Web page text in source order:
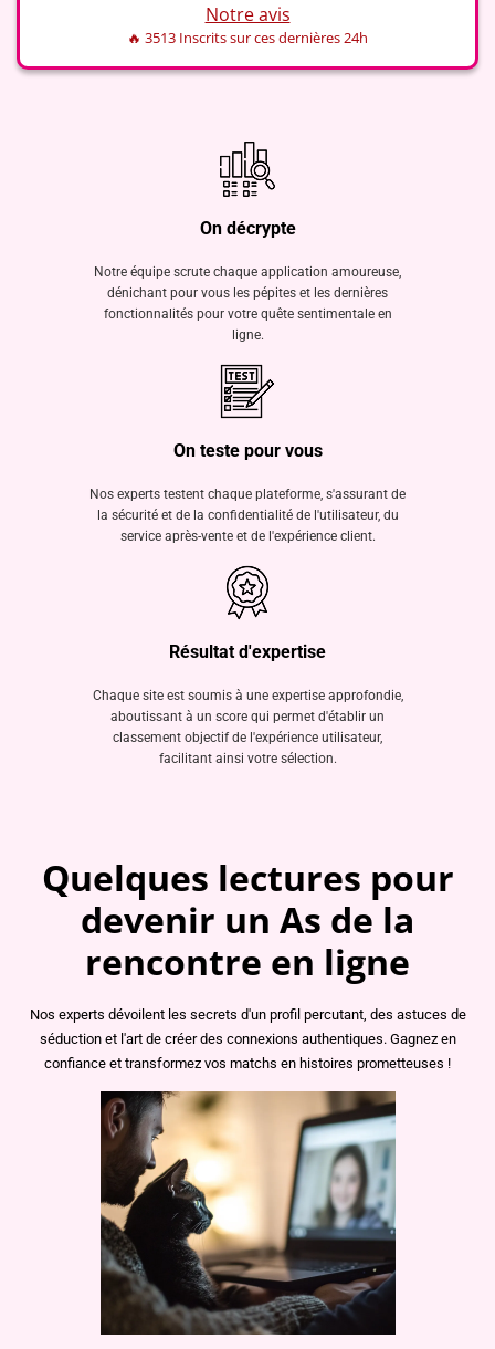
Notre avis
🔥 3513 Inscrits sur ces dernières 24h
On décrypte
Notre équipe scrute chaque application amoureuse,
dénichant pour vous les pépites et les dernières
fonctionnalités pour votre quête sentimentale en
ligne.
On teste pour vous
Nos experts testent chaque plateforme, s'assurant de
la sécurité et de la confidentialité de l'utilisateur, du
service après-vente et de l'expérience client.
Résultat d'expertise
Chaque site est soumis à une expertise approfondie,
aboutissant à un score qui permet d'établir un
classement objectif de l'expérience utilisateur,
facilitant ainsi votre sélection.
Quelques lectures pour
devenir un As de la
rencontre en ligne
Nos experts dévoilent les secrets d'un profil percutant, des astuces de
séduction et l'art de créer des connexions authentiques. Gagnez en
confiance et transformez vos matchs en histoires prometteuses !